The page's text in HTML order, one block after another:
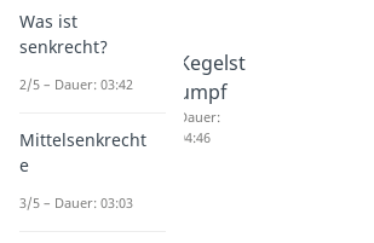
Oberflä
che
Dauer:
03:30
Volume
n Kegel
03:37
Kegelst
umpf
Dauer:
04:46
Was ist
senkrecht?
2/5 – Dauer: 03:42
Mittelsenkrecht
e
3/5 – Dauer: 03:03